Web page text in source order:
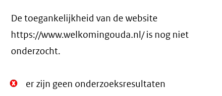
De toegankelijkheid van de website
https://www.welkomingouda.nl/ is nog niet
onderzocht.
Niet
er zijn geen onderzoeksresultaten